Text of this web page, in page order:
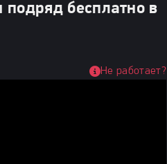
бесплатно в
Не работает?